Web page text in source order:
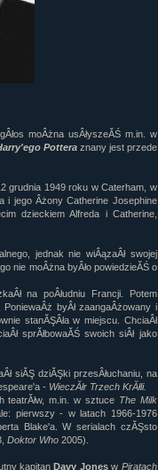
moÂżna usÂłyszeĂŚ m.in. w
Potteraznany jest przede
grudnia 1949 roku w Caterham, w
i jego Âżony Catherine Josephine
dzieckiem Alfreda i Catherine,
jednak nie wiÂązaÂł swojej
nie moÂżna byÂło powiedzieĂŚ o
na poÂłudniu Francji. Potem
byÂł zaangaÂżowany i
stanĂŞÂła w miejscu. ChciaÂł
sprĂłbowaĂŚ swoich siÂł jako
siĂŞ dziĂŞki przesÂłuchaniu, na
- WieczĂłr Trzech KrĂłli.
teatrĂłw, m.in. w sztuce The Milk
pierwszy - w latach 1966-1976
Blake'a. W serialach czĂŞsto
Doktor Who2005).
kapitanDavy Jonesw Piratach